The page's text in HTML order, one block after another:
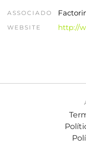
ASSOCIADO
WEBSITE http://